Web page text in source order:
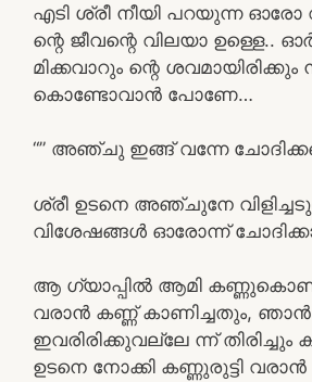
എടി ശ്രീ നീയി പറയുന്ന ഓരോ
ന്റെ ജീവന്റെ വിലയാ ഉള്ളെ..
മിക്കവാറും ന്റെ
കൊണ്ടോവാൻ പോണേ…
“” അഞ്ചു ഇങ്ങ് വന്നേ
ശ്രീ ഉടനെ അഞ്ചുനേ
വിശേഷങ്ങൾ ഓരോന്ന്
ആ ഗ്യാപ്പിൽ ആമി
വരാൻ കണ്ണ് കാണിച്ചതും, ഞാൻ
ഇവരിരിക്കുവല്ലേ ന്ന് തിരിച്ചും
ഉടനെ നോക്കി കണ്ണുരുട്ടി